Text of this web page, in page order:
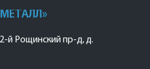
2-й Рощинский пр-д, д.